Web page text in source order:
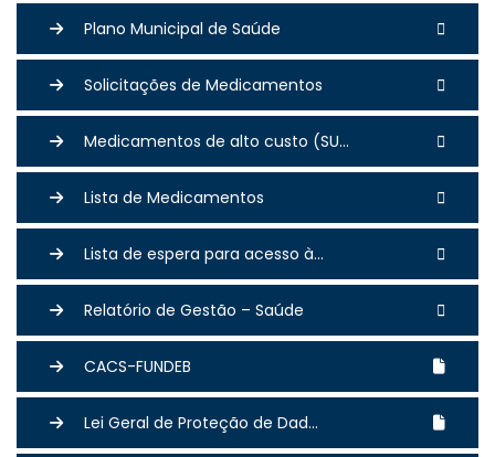
Plano Municipal de Saúde
Solicitações de Medicamentos
Medicamentos de alto custo (SU...
Lista de Medicamentos
Lista de espera para acesso à...
Relatório de Gestão – Saúde
CACS-FUNDEB
Lei Geral de Proteção de Dad...